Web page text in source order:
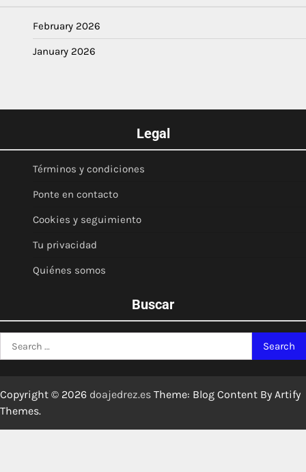
February 2026
January 2026
Legal
Términos y condiciones
Ponte en contacto
Cookies y seguimiento
Tu privacidad
Quiénes somos
Buscar
for:
Copyright © 2026 doajedrez.es Theme: Blog Content By Artify
Themes.